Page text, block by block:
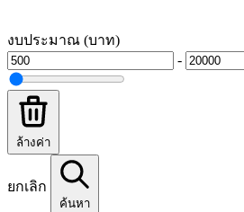
งบประมาณ (บาท)
-
ล้างค่า
ยกเลิก
ค้นหา